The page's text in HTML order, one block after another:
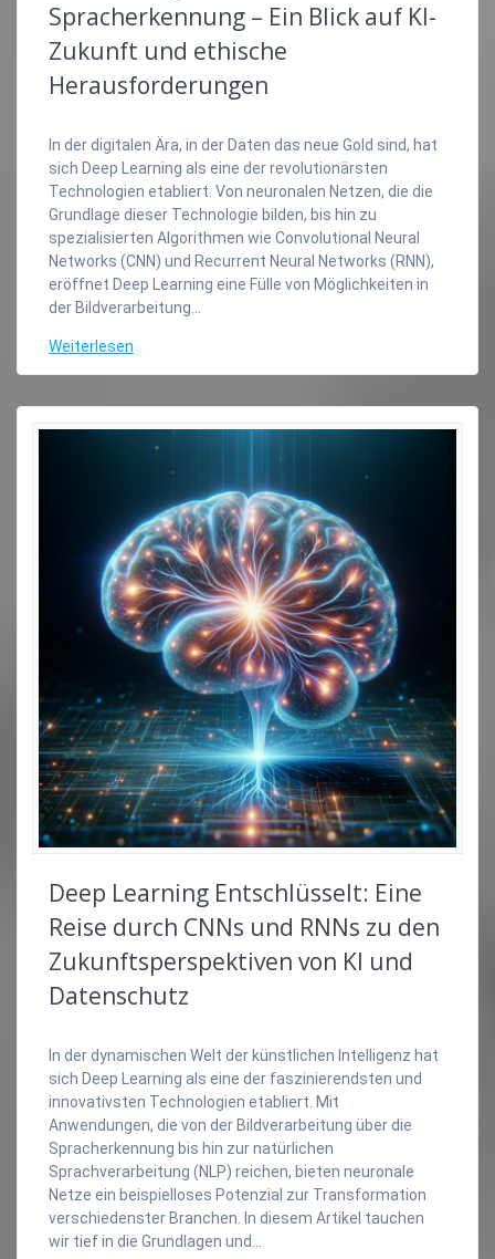
Spracherkennung – Ein Blick auf KI-
Zukunft und ethische
Herausforderungen
In der digitalen Ära, in der Daten das neue Gold sind, hat
sich Deep Learning als eine der revolutionärsten
Technologien etabliert. Von neuronalen Netzen, die die
Grundlage dieser Technologie bilden, bis hin zu
spezialisierten Algorithmen wie Convolutional Neural
Networks (CNN) und Recurrent Neural Networks (RNN),
eröffnet Deep Learning eine Fülle von Möglichkeiten in
der Bildverarbeitung…
Weiterlesen
Deep Learning Entschlüsselt: Eine
Reise durch CNNs und RNNs zu den
Zukunftsperspektiven von KI und
Datenschutz
In der dynamischen Welt der künstlichen Intelligenz hat
sich Deep Learning als eine der faszinierendsten und
innovativsten Technologien etabliert. Mit
Anwendungen, die von der Bildverarbeitung über die
Spracherkennung bis hin zur natürlichen
Sprachverarbeitung (NLP) reichen, bieten neuronale
Netze ein beispielloses Potenzial zur Transformation
verschiedenster Branchen. In diesem Artikel tauchen
wir tief in die Grundlagen und…